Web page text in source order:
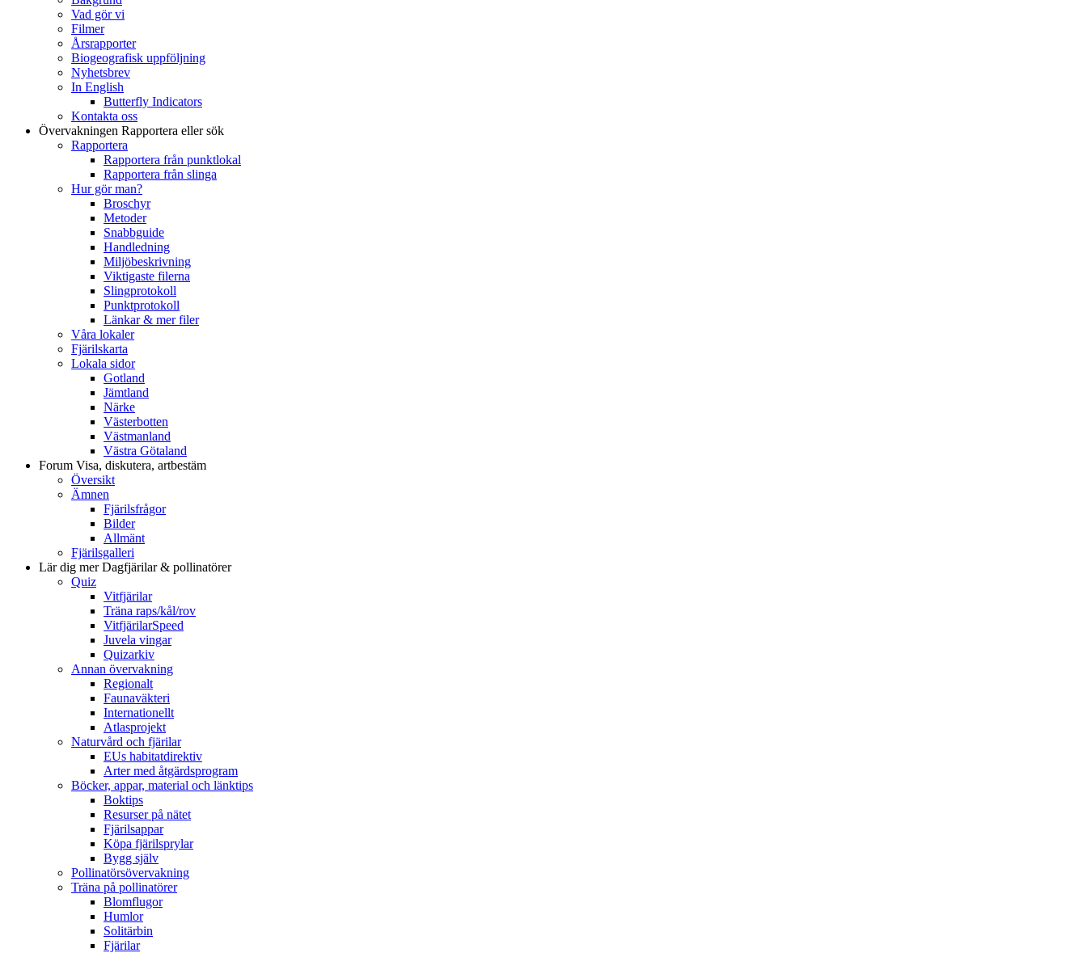
Vad gör vi
Filmer
Årsrapporter
Biogeografisk uppföljning
Nyhetsbrev
In English
Butterfly Indicators
Kontakta oss
Övervakningen Rapportera eller sök
Rapportera
Rapportera från punktlokal
Rapportera från slinga
Hur gör man?
Broschyr
Metoder
Snabbguide
Handledning
Miljöbeskrivning
Viktigaste filerna
Slingprotokoll
Punktprotokoll
Länkar & mer filer
Våra lokaler
Fjärilskarta
Lokala sidor
Gotland
Jämtland
Närke
Västerbotten
Västmanland
Västra Götaland
Forum Visa, diskutera, artbestäm
Översikt
Ämnen
Fjärilsfrågor
Bilder
Allmänt
Fjärilsgalleri
Lär dig merDagfjärilar & pollinatörer
Quiz
Vitfjärilar
Träna raps/kål/rov
VitfjärilarSpeed
Juvela vingar
Quizarkiv
Annan övervakning
Regionalt
Faunaväkteri
Internationellt
Atlasprojekt
Naturvård och fjärilar
EUs habitatdirektiv
Arter med åtgärdsprogram
Böcker, appar, material och länktips
Boktips
Resurser på nätet
Fjärilsappar
Köpa fjärilsprylar
Bygg själv
Pollinatörsövervakning
Träna på pollinatörer
Blomflugor
Humlor
Solitärbin
Fjärilar